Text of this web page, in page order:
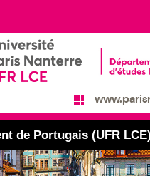
de Portugais (UFR LCE)